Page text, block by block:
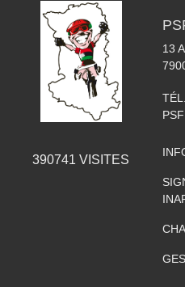
390741 VISITES
13